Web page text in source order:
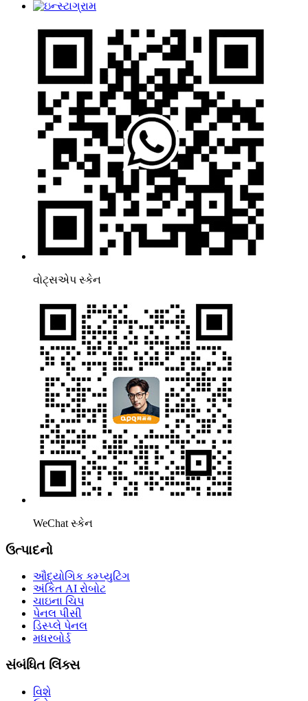
વોટ્સએપ સ્કેન
WeChat સ્કેન
ઉત્પાદનો
ઔદ્યોગિક કમ્પ્યુટિંગ
અંકિત AI રોબોટ
ચાઇના ચિપ
પેનલ પીસી
ડિસ્પ્લે પેનલ
મધરબોર્ડ
સંબંધિત લિંક્સ
વિશે